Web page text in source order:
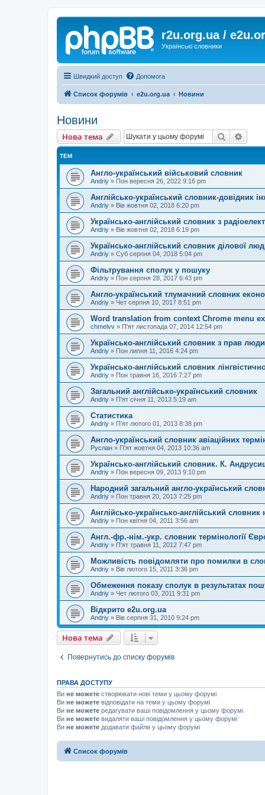
r2u.org.ua /
Українські словники
Швидкий доступ Допомога
Список форумів e2u.org.ua Новини
Новини
Нова тема Пошук
ТЕМ
Англо-український військовий словник
Andriy » Пон вересня 26, 2022 9:16 pm
Англійсько-український словник-довідник
Andriy » Вів жовтня 02, 2018 6:20 pm
Українсько-англійський словник з
Andriy » Вів жовтня 02, 2018 6:19 pm
Українсько-англійський словник ділової
Andriy » Суб серпня 04, 2018 5:04 pm
Фільтрування сполук у пошуку
Andriy » Пон серпня 28, 2017 6:43 pm
Англо-український тлумачний словник
Andriy » Чет серпня 10, 2017 8:51 pm
Word translation from context Chrome menu
chmelvv » П'ят листопада 07, 2014 12:54 pm
Українсько-англійський словник з прав
Andriy » Пон липня 11, 2016 4:24 pm
Українсько-англійський словник
Andriy » Пон травня 16, 2016 7:27 pm
Загальний англійсько-український словник
Andriy » П'ят січня 11, 2013 5:19 am
Статистика
Andriy » П'ят лютого 01, 2013 8:38 pm
Англо-український словник авіаційних
Руслан » П'ят жовтня 04, 2013 10:36 am
Українсько-англійський словник. К.
Andriy » Пон вересня 09, 2013 9:10 pm
Народний загальний англо-український
Andriy » Пон травня 20, 2013 7:25 pm
Англійсько-українсько-англійський словник
Andriy » Пон квітня 04, 2011 3:56 am
Англ.-фр.-нім.-укр. словник термінології
Andriy » П'ят травня 11, 2012 7:47 pm
Можливість повідомляти про помилки в
Andriy » Вів лютого 15, 2011 3:36 pm
Обмеження показу сполук в результатах
Andriy » Чет лютого 03, 2011 9:31 pm
Відкрито e2u.org.ua
Andriy » Вів серпня 31, 2010 9:24 pm
Нова тема
Повернутись до списку форумів
ПРАВА ДОСТУПУ
Ви не можете створювати нові теми у цьому форумі
Ви не можете відповідати на теми у цьому форумі
Ви не можете редагувати ваші повідомлення у цьому форумі
Ви не можете видаляти ваші повідомлення у цьому форумі
Ви не можете додавати файли у цьому форумі
Список форумів